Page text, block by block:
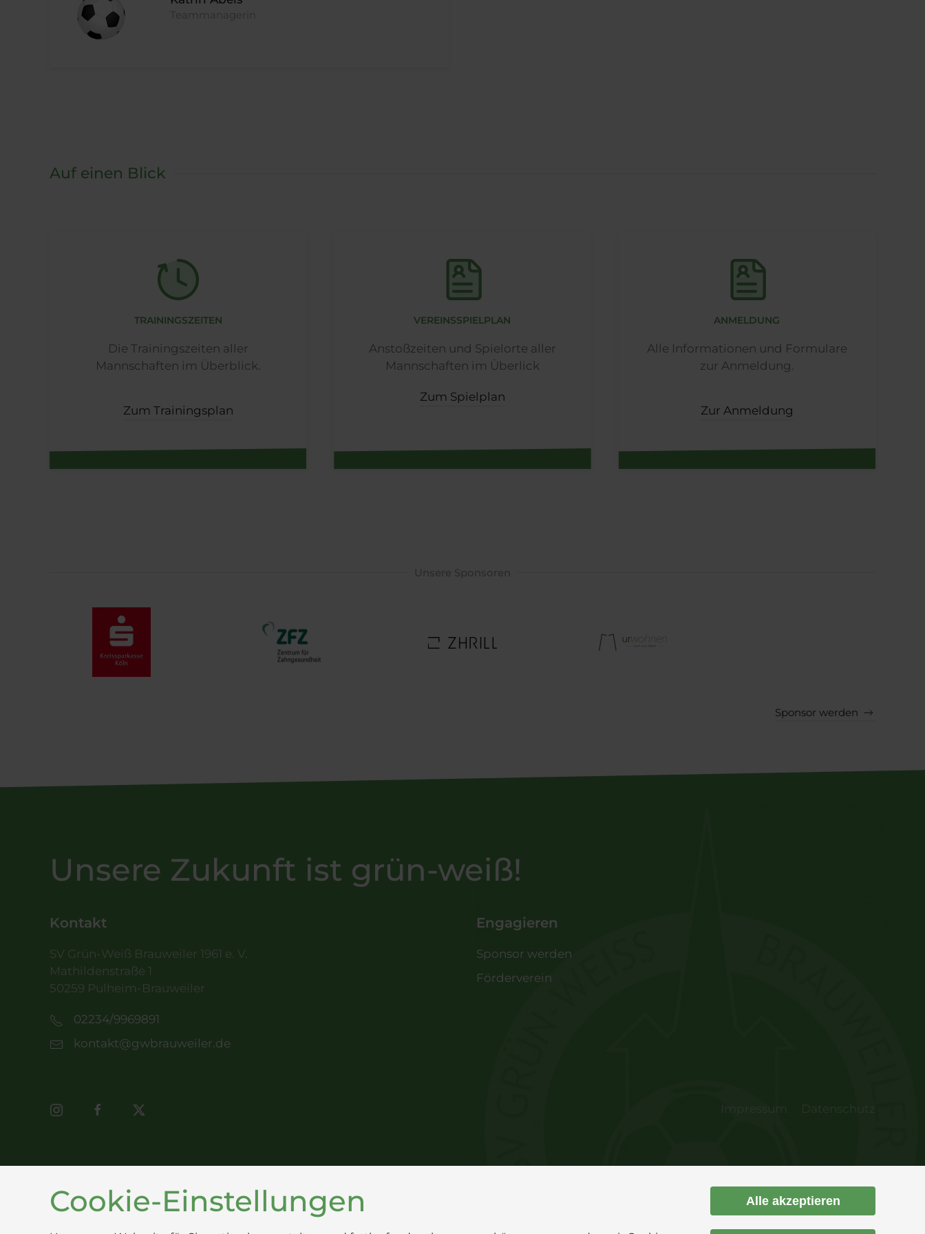
Teammanagerin
Auf einen Blick
TRAININGSZEITEN
Die Trainingszeiten aller
Mannschaften im Überblick.
Zum Trainingsplan
VEREINSSPIELPLAN
Anstoßzeiten und Spielorte aller
Mannschaften im Überlick
Zum Spielplan
ANMELDUNG
Alle Informationen und Formulare
zur Anmeldung.
Zur Anmeldung
Unsere Sponsoren
Sponsor werden
Unsere Zukunft ist grün-weiß!
Kontakt
SV Grün-Weiß Brauweiler 1961 e. V.
Mathildenstraße 1
50259 Pulheim-Brauweiler
02234/9969891
kontakt@gwbrauweiler.de
Engagieren
Sponsor werden
Förderverein
Cookie-Einstellungen Alle akzeptieren